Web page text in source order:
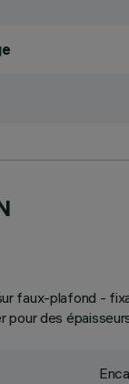
faux-plafond -
des